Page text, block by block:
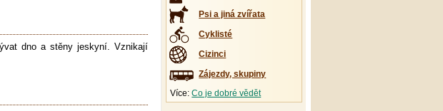
dno a stěny jeskyní. Vznikají
Psi a jiná zvířata
Cyklisté
Cizinci
Zájezdy, skupiny
Více:Co je dobré vědět